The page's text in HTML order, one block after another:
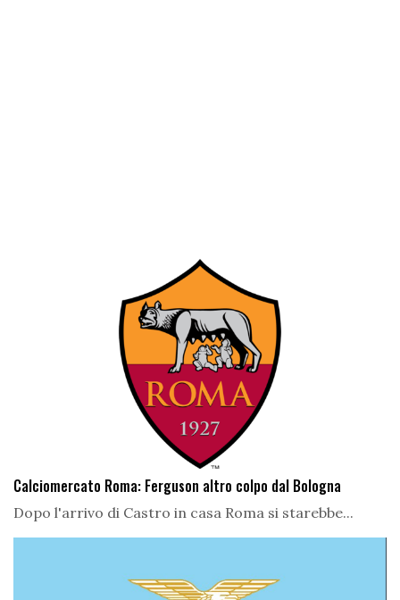
Calciomercato Roma: Ferguson altro colpo dal Bologna
Dopo l'arrivo di Castro in casa Roma si starebbe...